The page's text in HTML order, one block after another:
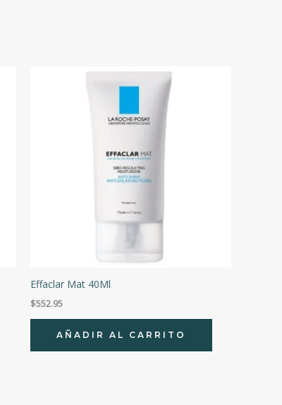
Effaclar Mat 40Ml
$552.95
AÑADIR AL CARRITO